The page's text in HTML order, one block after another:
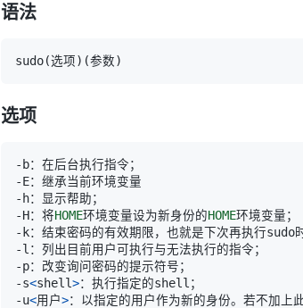
语法
sudo(选项) (参数)
选项
-H：将HOME环境变量设为新身份的HOME
-s<shell>
-u<用户>